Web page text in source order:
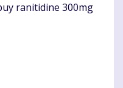
ranitidine 300mg